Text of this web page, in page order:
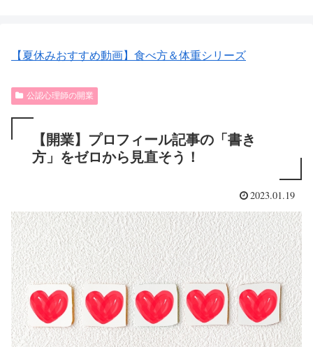
【夏休みおすすめ動画】食べ方＆体重シリーズ
公認心理師の開業
【開業】プロフィール記事の「書き
方」をゼロから見直そう！
2023.01.19